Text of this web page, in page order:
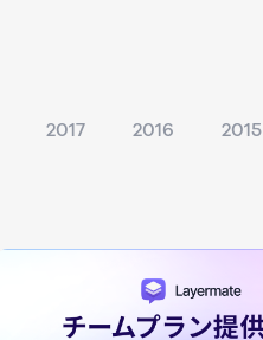
2017 2016 2015